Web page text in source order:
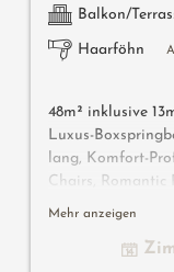
Balkon/
Haarföhn
48m² inklusive
Luxus-
lang, Komfort-
Chairs, Romantic
Koffer-Designbar
& Sound-
Mehr anzeigen